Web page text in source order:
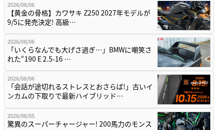
2026/08/06
【黄金の骨格】カワサキ Z250 2027年モデルが
9/5に発売決定! 高級…
2026/08/06
「いくらなんでも大げさ過ぎ…」BMWに嘲笑さ
れた“190 E 2.5-16 …
2026/08/06
「会話が途切れるストレスとおさらば!」古いイ
ンカムの下取りで最新ハイブリッド…
2026/08/05
驚異のスーパーチャージャー! 200馬力のモンス